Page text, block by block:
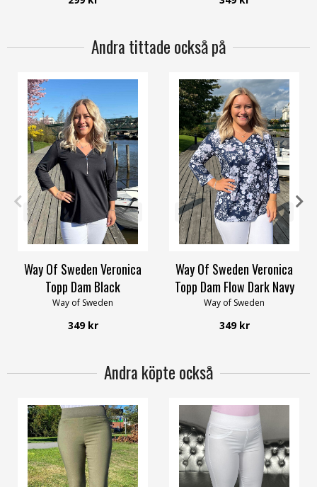
Andra tittade också på
32/34 36/38 40/42 44/46
48/50
56/58
Way Of Sweden Veronica
Topp Dam Black
Way of Sweden
349 kr
32/34 36/38 40/42
44/46
48/50
56/58
Way Of Sweden Veronica
Topp Dam Flow Dark Navy
Way of Sweden
349 kr
Andra köpte också